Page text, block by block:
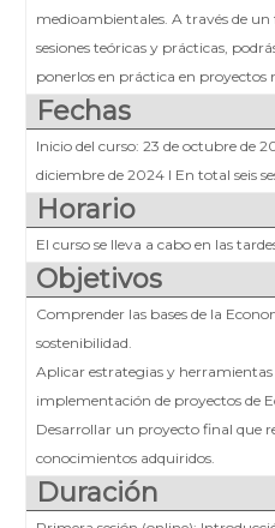
medioambientales. A través de
sesiones teóricas y prácticas,
ponerlos en práctica en proyectos
Fechas
Inicio del curso: 23 de octubre de
diciembre de 2024 I En total seis
Horario
El curso se lleva a cabo en las
Objetivos
Comprender las bases de la
sostenibilidad.
Aplicar estrategias y
implementación de proyectos de
Desarrollar un proyecto final que
conocimientos adquiridos.
Duración